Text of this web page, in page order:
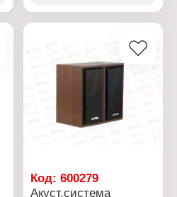
металл
Код:600279
Акуст.система